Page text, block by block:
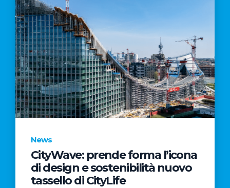
News
CityWave: prende forma l’icona
di design e sostenibilità nuovo
tassello di CityLife
News